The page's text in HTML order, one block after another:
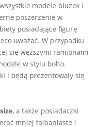
modele bluzek i
poszerzenie w
posiadające figurę
uważać. W przypadku
się węższymi ramionami
w stylu boho.
i będą prezentowały się
, a także posiadaczki
mniej falbaniaste i